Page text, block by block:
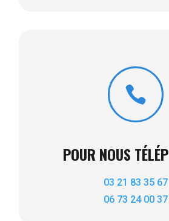

POUR NOUS
03 21 83 35 67
06 73 24 00 37